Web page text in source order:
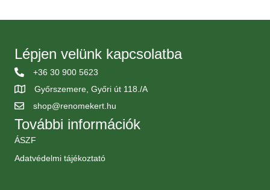
Lépjen velünk kapcsolatba
+36 30 900 5623
Győrszemere, Győri út 118./A
shop@renomekert.hu
További információk
ÁSZF
Adatvédelmi tájékoztató